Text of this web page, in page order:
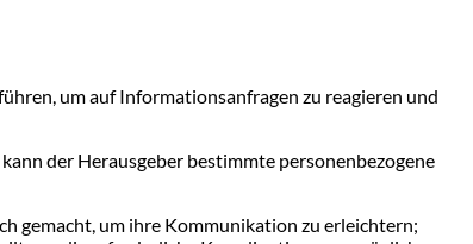
um auf Informationsanfragen zu reagieren und
der Herausgeber bestimmte personenbezogene
gemacht, um ihre Kommunikation zu erleichtern;